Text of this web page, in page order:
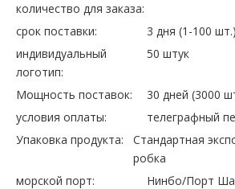
количество для заказа:
срок поставки:
3 дня (1-100 шт.)
индивидуальный
логотип:
50 штук
Мощность поставок:
30 дней (3000
условия оплаты:
телеграфный
Упаковка продукта:
Стандартная
робка
морской порт:
Нинбо/Порт